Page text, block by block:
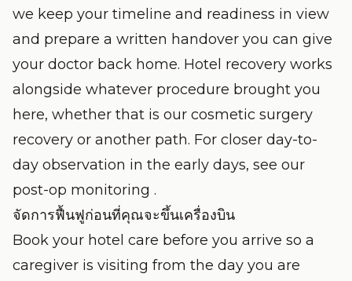
we keep your timeline and readiness in view
and prepare a written handover you can give
your doctor back home. Hotel recovery works
alongside whatever procedure brought you
here, whether that is our cosmetic surgery
recovery or another path. For closer day-to-
day observation in the early days, see our
post-op monitoring .
จัดการฟื้นฟูก่อนที่คุณจะขึ้นเครื่องบิน
Book your hotel care before you arrive so a
caregiver is visiting from the day you are